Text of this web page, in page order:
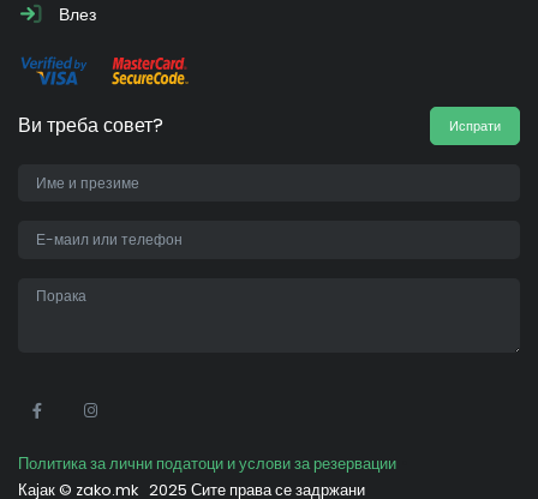
Влез
Ви треба совет? Испрати
Политика за лични податоци и услови за резервации
Кајак © zako.mk 2025 Сите права се задржани